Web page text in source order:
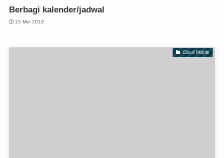
Berbagi kalender/jadwal
15 Mei 2019
Cloud Mobile